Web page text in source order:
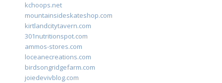
kchoops.net
mountainsideskateshop.com
kirtlandcitytavern.com
301nutritionspot.com
ammos-stores.com
loceanecreations.com
birdsongridgefarm.com
joiedevivblog.com